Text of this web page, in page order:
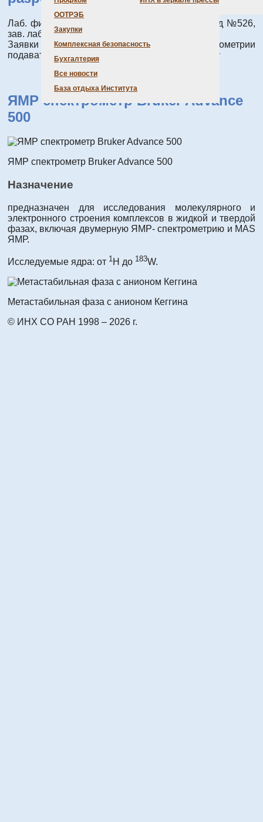
ООТРЭБ
Закупки
Комплексная безопасность
Бухгалтерия
Все новости
База отдыха Института
Лаб. физической химии конденсированных сред №526,
зав. лабораторией д.ф.-м.н. Козлова С.Г.
Заявки на исследование методом ЯМР спектрометрии
подавать ведущему инженеру Н.Б. Компанькову
ЯМР спектрометр Bruker Advance
500
ЯМР спектрометр Bruker Advance 500
Назначение
предназначен для исследования молекулярного и
электронного строения комплексов в жидкой и твердой
фазах, включая двумерную ЯМР- спектрометрию и MAS
ЯМР.
Исследуемые ядра: от 1 Н до 183W.
Метастабильная фаза с анионом Кеггина
© ИНХ СО РАН 1998 – 2026 г.